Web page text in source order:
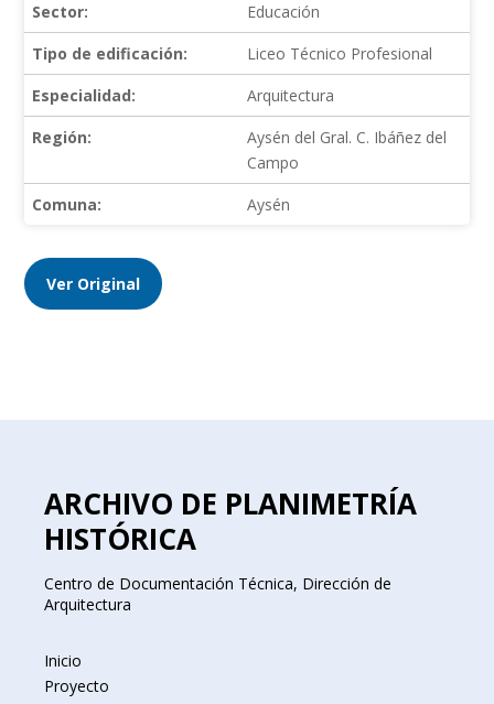
Sector:
Educación
Tipo de edificación:
Liceo Técnico Profesional
Especialidad:
Arquitectura
Región:
Aysén del Gral. C. Ibáñez del
Campo
Comuna:
Aysén
Ver Original
ARCHIVO DE PLANIMETRÍA
HISTÓRICA
Centro de Documentación Técnica, Dirección de
Arquitectura
Inicio
Proyecto